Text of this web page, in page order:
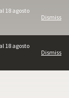
18 agosto
Dismiss
18 agosto
Dismiss